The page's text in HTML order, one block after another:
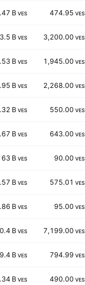
B VES 474.95 VES
B VES 3,200.00 VES
B VES 1,945.00 VES
B VES 2,268.00 VES
B VES 550.00 VES
B VES 643.00 VES
63 B VES 90.00 VES
B VES 575.01 VES
B VES 95.00 VES
B VES 7,199.00 VES
B VES 794.99 VES
B VES 490.00 VES